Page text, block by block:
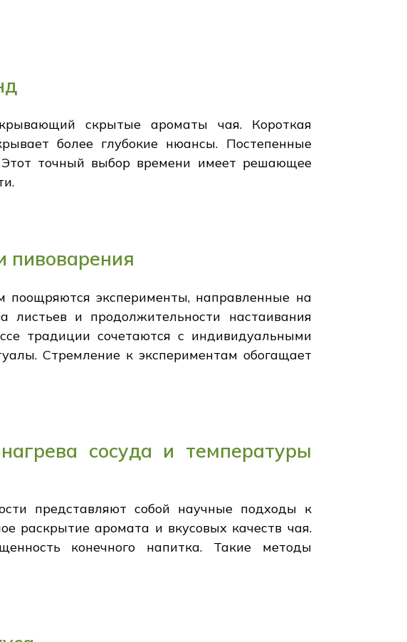
скрытые ароматы чая. Короткая
более глубокие нюансы. Постепенные
точный выбор времени имеет решающее
пивоварения
поощряются эксперименты, направленные на
листьев и продолжительности настаивания
традиции сочетаются с индивидуальными
Стремление к экспериментам обогащает
сосуда и температуры
представляют собой научные подходы к
раскрытие аромата и вкусовых качеств чая.
конечного напитка. Такие методы